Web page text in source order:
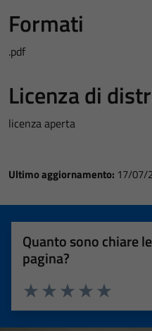
Formati
.pdf
Licenza di
licenza aperta
Ultimo aggiornamento: 17/07/
Quanto sono chiare
pagina?
Valuta 5
Valuta 4 stelle
Valuta 3 stelle su 5
Valuta 2 stelle su 5
Valuta 1 stelle su 5